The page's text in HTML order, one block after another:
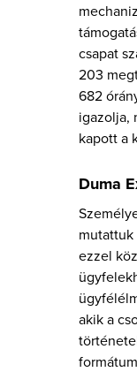
csapat
203
682
igazolja,
kapott a
Duma
mutattuk
ezzel
akik a